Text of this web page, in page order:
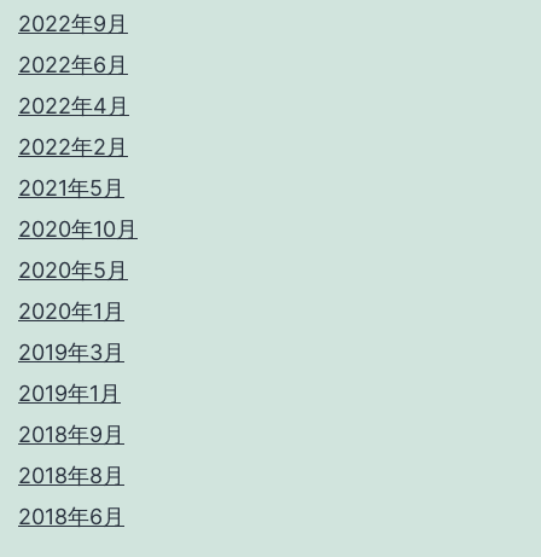
2022年9月
2022年6月
2022年4月
2022年2月
2021年5月
2020年10月
2020年5月
2020年1月
2019年3月
2019年1月
2018年9月
2018年8月
2018年6月